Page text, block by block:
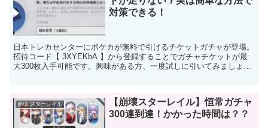
対策できる！
日本トレカセンターにポケカが無料で引けるチケットガチャが登場。
招待コード【 3XYEKbA 】から登録することでガチャチケットが最
大300枚入手可能です。興味がある方、一度試しに引いてみましょ
崩壊:スターレイル
【崩壊スターレイル】恒常ガチャ
300連到達！かかった時間は？？